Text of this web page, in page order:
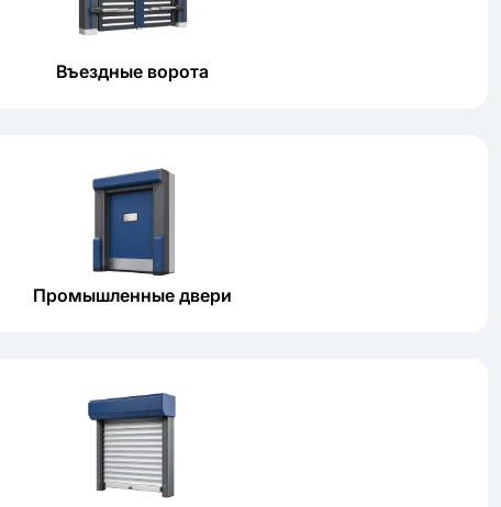
Въездные ворота
Промышленные двери